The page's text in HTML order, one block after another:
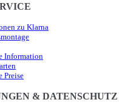
zu Klarna
Information
Preise
& DATENSCHUTZ